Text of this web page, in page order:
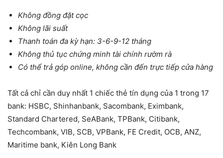
Không đồng đặt cọc
Không lãi suất
Thanh toán đa kỳ hạn: 3-6-9-12 tháng
Không thủ tục chứng minh tài chính rườm rà
Có thể trả góp online, không cần đến trực tiếp cửa hàng
Tất cả chỉ cần duy nhất 1 chiếc thẻ tín dụng của 1 trong 17
bank: HSBC, Shinhanbank, Sacombank, Eximbank,
Standard Chartered, SeABank, TPBank, Citibank,
Techcombank, VIB, SCB, VPBank, FE Credit, OCB, ANZ,
Maritime bank, Kiên Long Bank